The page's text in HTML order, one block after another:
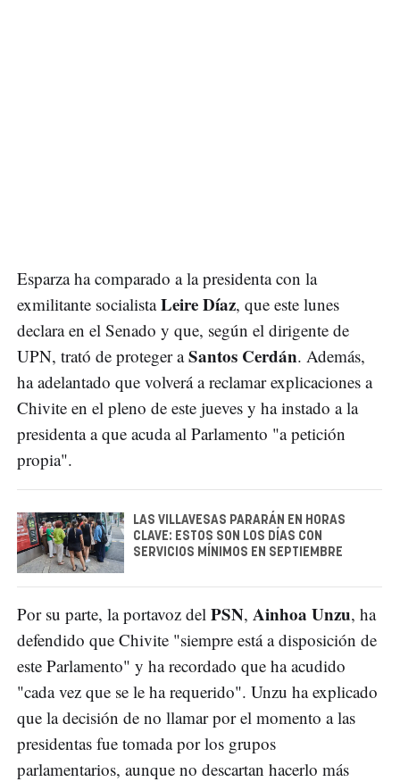
Esparza ha comparado a la presidenta con la
exmilitante socialistaLeire Díaz, que este lunes
declara en el Senado y que, según el dirigente de
UPN, trató de proteger aSantos Cerdán. Además,
ha adelantado que volverá a reclamar explicaciones a
Chivite en el pleno de este jueves y ha instado a la
presidenta a que acuda al Parlamento "a petición
propia".
LAS VILLAVESAS PARARÁN EN HORAS
CLAVE: ESTOS SON LOS DÍAS CON
SERVICIOS MÍNIMOS EN SEPTIEMBRE
Por su parte, la portavoz del PSN, Ainhoa Unzu, ha
defendido que Chivite "siempre está a disposición de
este Parlamento" y ha recordado que ha acudido
"cada vez que se le ha requerido". Unzu ha explicado
que la decisión de no llamar por el momento a las
presidentas fue tomada por los grupos
parlamentarios, aunque no descartan hacerlo más